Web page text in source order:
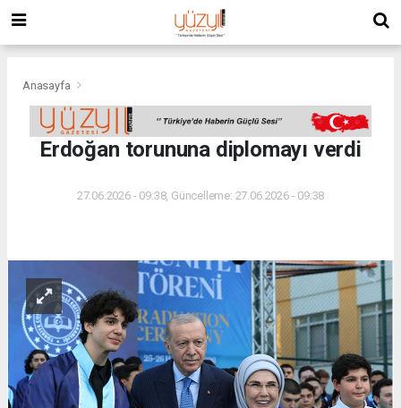
Anasayfa
Erdoğan torununa diplomayı verdi
27.06.2026 - 09:38, Güncelleme: 27.06.2026 - 09:38